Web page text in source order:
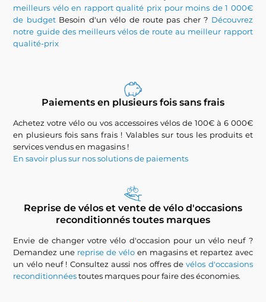
meilleurs vélo en rapport qualité prix pour moins de 1 000€
de budgetBesoin d'un vélo de route pas cher ? Découvrez
notre guide des meilleurs vélos de route au meilleur rapport
qualité-prix
Paiements en plusieurs fois sans frais
Achetez votre vélo ou vos accessoires vélos de 100€ à 6 000€
en plusieurs fois sans frais ! Valables sur tous les produits et
services vendus en magasins !
En savoir plus sur nos solutions de paiements
Reprise de vélos et vente de vélo d'occasions
reconditionnés toutes marques
Envie de changer votre vélo d'occasion pour un vélo neuf ?
Demandez une reprise de vélo en magasins et repartez avec
un vélo neuf ! Consultez aussi nos offres devélos d'occasions
reconditionnéestoutes marques pour faire des économies.